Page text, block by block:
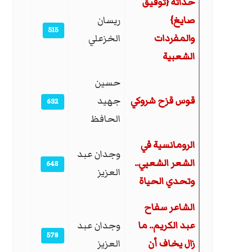
صايغ}
والمفردات
الشعبية
ريسان
الخزعلي
515
قوس قزح شروكي
حسين
جهيد
الحافظ
632
الرومانسية في
الشعر الشعبي..
وتحدي الحياة
وجدان عبد
العزيز
648
الشاعر سفاح
عبد الكريم.. ما
زال يخاف أن
وجدان عبد
العزيز
578